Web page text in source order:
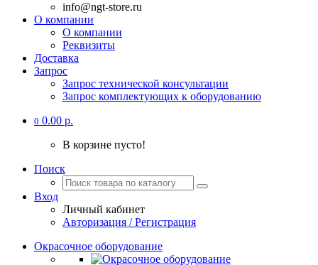
info@ngt-store.ru
О компании
О компании
Реквизиты
Доставка
Запрос
Запрос технической консультации
Запрос комплектующих к оборудованию
0 0.00 р.
В корзине пусто!
Поиск
Вход
Личный кабинет
Авторизация / Регистрация
Окрасочное оборудование